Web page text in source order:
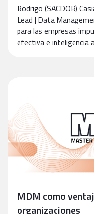
Rodrigo (SACDOR)
Lead | Data
para las empresas
efectiva e inteligencia
MDM como
organizaciones